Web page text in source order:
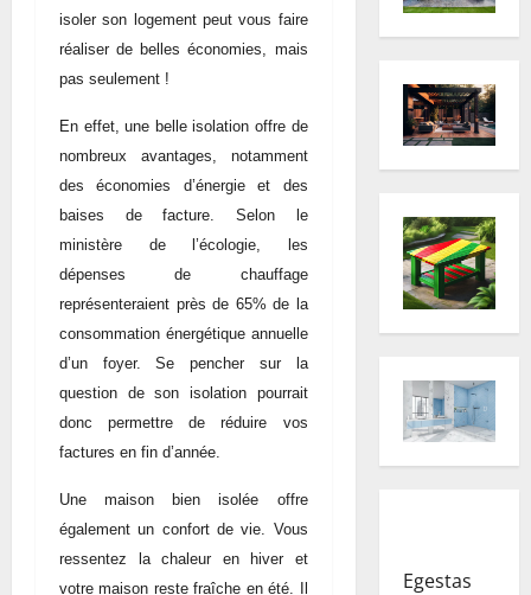
isoler son logement peut vous faire
réaliser de belles économies, mais
pas seulement !
En effet, une belle isolation offre de
nombreux avantages, notamment
des économies d’énergie et des
baises de facture. Selon le
ministère de l’écologie, les
dépenses de chauffage
représenteraient près de 65% de la
consommation énergétique annuelle
d’un foyer. Se pencher sur la
question de son isolation pourrait
donc permettre de réduire vos
factures en fin d’année.
Une maison bien isolée offre
également un confort de vie. Vous
ressentez la chaleur en hiver et
votre maison reste fraîche en été. Il
Egestas